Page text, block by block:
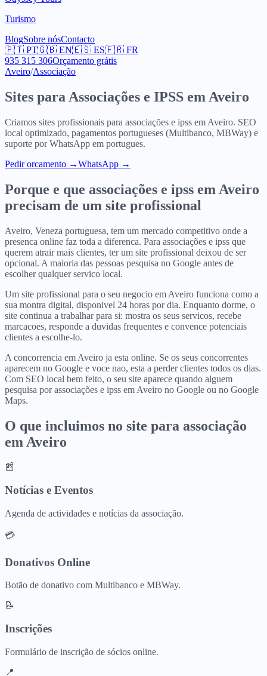
Turismo
BlogSobre nósContacto
🇵🇹 PT🇬🇧 EN🇪🇸 ES🇫🇷 FR
935 315 306Orçamento grátis
Aveiro/Associação
Sites para Associações e IPSS em Aveiro
Criamos sites profissionais para associações e ipss em Aveiro. SEO
local optimizado, pagamentos portugueses (Multibanco, MBWay) e
suporte por WhatsApp em portugues.
Pedir orcamento →WhatsApp →
Porque e que associações e ipss em Aveiro
precisam de um site profissional
Aveiro, Veneza portuguesa, tem um mercado competitivo onde a
presenca online faz toda a diferenca. Para associações e ipss que
querem atrair mais clientes, ter um site profissional deixou de ser
opcional. A maioria das pessoas pesquisa no Google antes de
escolher qualquer servico local.
Um site profissional para o seu negocio em Aveiro funciona como a
sua montra digital, disponivel 24 horas por dia. Enquanto dorme, o
site continua a trabalhar para si: mostra os seus servicos, recebe
marcacoes, responde a duvidas frequentes e convence potenciais
clientes a escolhe-lo.
A concorrencia em Aveiro ja esta online. Se os seus concorrentes
aparecem no Google e voce nao, esta a perder clientes todos os dias.
Com SEO local bem feito, o seu site aparece quando alguem
pesquisa por associações e ipss em Aveiro no Google ou no Google
Maps.
O que incluimos no site para associação
em Aveiro
📰
Notícias e Eventos
Agenda de actividades e notícias da associação.
💳
Donativos Online
Botão de donativo com Multibanco e MBWay.
📝
Inscrições
Formulário de inscrição de sócios online.
📍